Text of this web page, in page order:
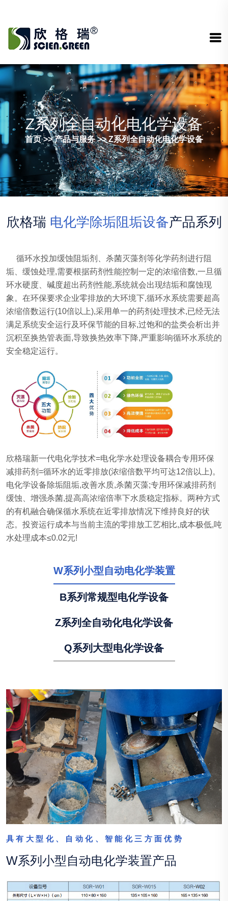
Z系列全自动化电化学设备
首页>>产品与服务>>Z系列全自动化电化学设备
欣格瑞 电化学除垢阻垢设备产品系列
循环水投加缓蚀阻垢剂、杀菌灭藻剂等化学药剂进行阻
垢、缓蚀处理,需要根据药剂性能控制一定的浓缩倍数,一旦循
环水硬度、碱度超出药剂性能,系统就会出现结垢和腐蚀现
象。在环保要求企业零排放的大环境下,循环水系统需要超高
浓缩倍数运行(10倍以上),采用单一的药剂处理技术,已经无法
满足系统安全运行及环保节能的目标,过饱和的盐类会析出并
沉积至换热管表面,导致换热效率下降,严重影响循环水系统的
安全稳定运行。
欣格瑞新一代电化学技术=电化学水处理设备耦合专用环保
减排药剂=循环水的近零排放(浓缩倍数平均可达12倍以上)。
电化学设备除垢阻垢,改善水质,杀菌灭藻;专用环保减排药剂
缓蚀、增强杀菌,提高高浓缩倍率下水质稳定指标。两种方式
的有机融合确保循水系统在近零排放情况下维持良好的状
态。投资运行成本与当前主流的零排放工艺相比,成本极低,吨
水处理成本≤0.02元!
W系列小型自动电化学装置
B系列常规型电化学设备
Z系列全自动化电化学设备
Q系列大型电化学设备
具有大型化、自动化、智能化三方面优势
W系列小型自动电化学装置产品